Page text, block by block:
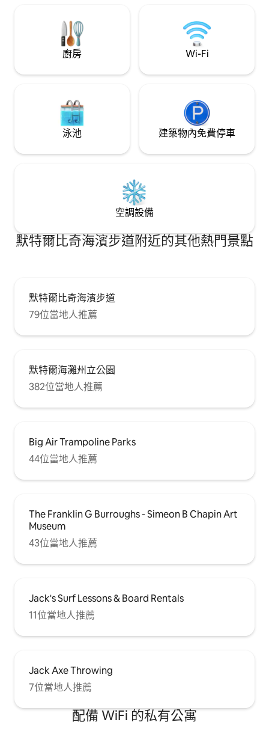
Beach、Topgolf、購物中心、餐廳和景點
僅幾分鐘路程。
廚房 Wi-Fi
泳池 建築物內免費停車
空調設備
默特爾比奇海濱步道附近的其他熱門景點
默特爾比奇海濱步道
79位當地人推薦
默特爾海灘州立公園
382位當地人推薦
Big Air Trampoline Parks
44位當地人推薦
The Franklin G Burroughs - Simeon B Chapin Art
Museum
43位當地人推薦
Jack's Surf Lessons & Board Rentals
11位當地人推薦
Jack Axe Throwing
7位當地人推薦
配備 WiFi 的私有公寓